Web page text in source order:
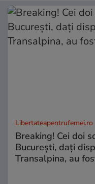
Libertateapentrufemei.ro
Breaking! Cei doi
București, dați
Transalpina, au